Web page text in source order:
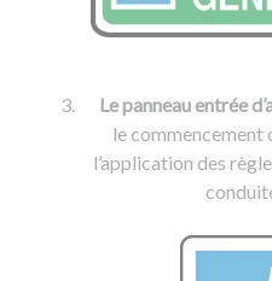
Le panneau entrée
le commencement
l’application des